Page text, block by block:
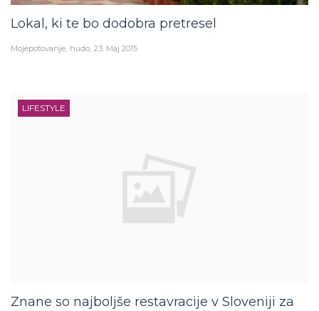
Lokal, ki te bo dodobra pretresel
Mojepotovanje hudo 23. Maj 2015
LIFESTYLE
Znane so najboljše restavracije v Sloveniji za